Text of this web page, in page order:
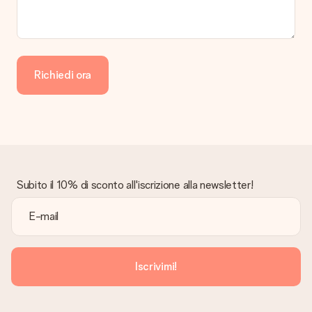
Richiedi ora
Subito il 10% di sconto all'iscrizione alla newsletter!
Iscrivimi!